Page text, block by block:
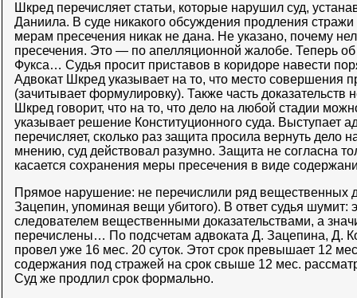
Шкред перечисляет статьи, которые нарушил суд,
Даниила. В суде никакого обсуждения продления
мерам пресечения никак не дана. Не указано, почему
пресечения. Это — по апелляционной жалобе. Теперь
Фукса… Судья просит приставов в коридоре навести
Адвокат Шкред указывает на то, что место совершения
(зачитывает формулировку). Также часть
Шкред говорит, что на то, что дело на любой стадии
указывает решение Конституционного суда. Выступает
перечисляет, сколько раз защита просила вернуть дело
мнению, суд действовал разумно. Защита не согласна
касается сохранения меры пресечения в виде
Прямое нарушение: не перечислили ряд вещественных
Зацепин, упоминая вещи убитого). В ответ судья
следователем вещественными доказательствами, а
перечислены… По подсчетам адвоката Д. Зацепина, Д.
провел уже 16 мес. 20 суток. Этот срок превышает 12
содержания под стражей на срок свыше 12 мес.
Суд же продлил срок формально.